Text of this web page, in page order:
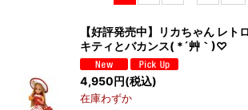
【好評発売中】リカちゃん レト
キティとバカンス( *´艸｀)♡
4,950円(税込)
在庫わずか